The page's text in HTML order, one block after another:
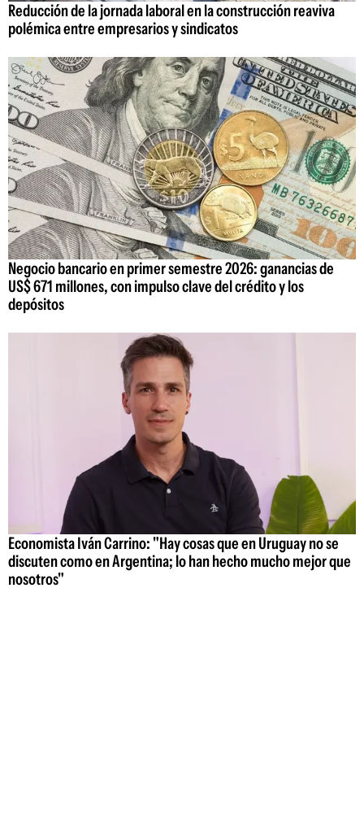
Reducción de la jornada laboral en la construcción reaviva
polémica entre empresarios y sindicatos
Negocio bancario en primer semestre 2026: ganancias de
US$ 671 millones, con impulso clave del crédito y los
depósitos
Economista Iván Carrino: "Hay cosas que en Uruguay no se
discuten como en Argentina; lo han hecho mucho mejor que
nosotros"